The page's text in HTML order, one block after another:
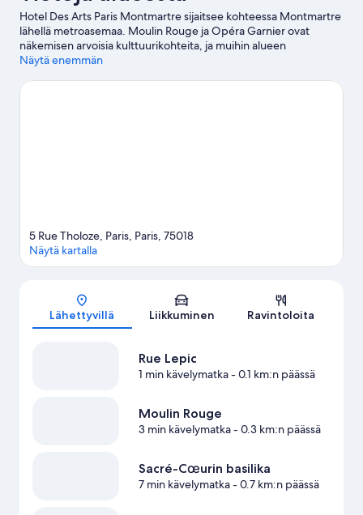
Hotel Des Arts Paris Montmartre sijaitsee kohteessa Montmartre
lähellä metroasemaa. Moulin Rouge ja Opéra Garnier ovat
näkemisen arvoisia kulttuurikohteita, ja muihin alueen
huomionarvoisiin maamerkkeihin kuuluu Place du Tertre ja
muuta paikkaa, joissa kannattaa vierailla. Asiakkaat arvostavat
Näytä enemmän
Kartta
5 Rue Tholoze, Paris, Paris, 75018
Näytä kartalla
Lähettyvillä Liikkuminen Ravintoloita
Rue Lepic
1 min kävelymatka- 0.1 km:n päässä
Moulin Rouge
3 min kävelymatka- 0.3 km:n päässä
Sacré-Cœurin basilika
7 min kävelymatka- 0.7 km:n päässä